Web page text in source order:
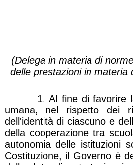
(Delega in materia di
delle prestazioni in materia
1. Al fine di favorire la
umana, nel rispetto dei
dell'identità di ciascuno e
della cooperazione tra
autonomia delle istituzioni
Costituzione, il Governo è